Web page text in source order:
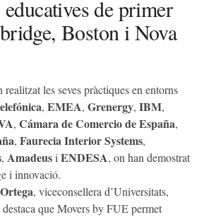
de primer
Boston i Nova
realitzat les seves pràctiques en entorns
, EMEA, Grenergy, IBM,
, Cámara de Comercio de España,
, Faurecia Interior Systems,
, AmadeusiENDESA, on han demostrat
i innovació.
, viceconsellera d’Universitats,
que Movers by FUE permet